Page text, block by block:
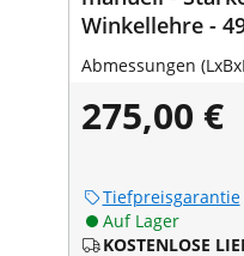
Winkellehre -
Abmessungen
275,00 €
Tiefpreisgarantie
Auf Lager
KOSTENLOSE